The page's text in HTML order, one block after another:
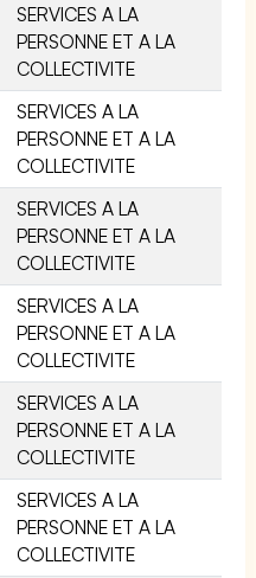
SERVICES A LA
PERSONNE ET A LA
COLLECTIVITE
SERVICES A LA
PERSONNE ET A LA
COLLECTIVITE
SERVICES A LA
PERSONNE ET A LA
COLLECTIVITE
SERVICES A LA
PERSONNE ET A LA
COLLECTIVITE
SERVICES A LA
PERSONNE ET A LA
COLLECTIVITE
SERVICES A LA
PERSONNE ET A LA
COLLECTIVITE